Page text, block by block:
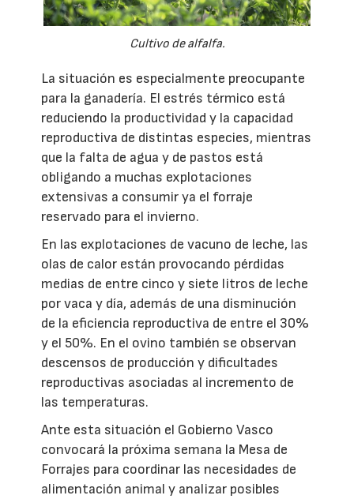
Cultivo de alfalfa.
La situación es especialmente preocupante
para la ganadería. El estrés térmico está
reduciendo la productividad y la capacidad
reproductiva de distintas especies, mientras
que la falta de agua y de pastos está
obligando a muchas explotaciones
extensivas a consumir ya el forraje
reservado para el invierno.
En las explotaciones de vacuno de leche, las
olas de calor están provocando pérdidas
medias de entre cinco y siete litros de leche
por vaca y día, además de una disminución
de la eficiencia reproductiva de entre el 30%
y el 50%. En el ovino también se observan
descensos de producción y dificultades
reproductivas asociadas al incremento de
las temperaturas.
Ante esta situación el Gobierno Vasco
convocará la próxima semana la Mesa de
Forrajes para coordinar las necesidades de
alimentación animal y analizar posibles